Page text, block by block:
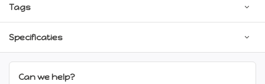
Tags
Specificaties
Can we help?